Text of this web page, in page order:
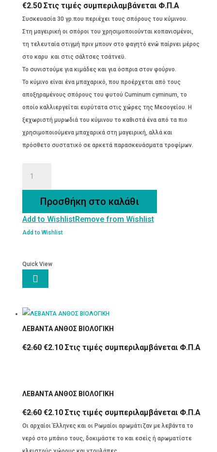
€2.50 Στις τιμές συμπεριλαμβάνεται Φ.Π.Α
Συσκευασία 30 γρ.που περιέχει τους σπόρους του κύμινου.
Στη μαγειρική οι σπόροι του χρησιμοποιούνται κοπανισμένοι,
τη τελευταία στιγμή πριν μπουν στο φαγητό ενώ παίρνει μέρος
στο καρυ και στις σάλτσες τσάτνεϋ.
Το συνιστούμε για κιμάδες και για όσπρια στον φούρνο.
Το κύμινο είναι ένα μπαχαρικό, που προέρχεται από τους
αποξηραμένους σπόρους του φυτού Cuminum cyminum, το
οποίο καλλιεργείται ευρύτατα στις χώρες της Μεσογείου. Η
ξεχωριστή μυρωδιά του κύμινου το καθιστά ένα από τα πιο
χρησιμοποιούμενα μπαχαρικά στη μαγειρική, αλλά και
πρόσθετο συστατικό σε αρκετά παρασκευάσματα τροφίμων.
Προσθήκη στο καλάθι
Add to WishlistRemove from Wishlist
Add to Wishlist
Quick View

ΛΕΒΑΝΤΑ ΑΝΘΟΣ ΒΙΟΛΟΓΙΚΗ
€2.60 Original
€2.10Η
€2.10.
Στις τιμές συμπεριλαμβάνεται Φ.Π.Α
ΛΕΒΑΝΤΑ ΑΝΘΟΣ ΒΙΟΛΟΓΙΚΗ
€2.60 Original
price
was:
€2.60.
€2.10Η
τρέχουσα
τιμή
είναι:
Στις τιμές συμπεριλαμβάνεται Φ.Π.Α
Οι αρχαίοι Έλληνες και οι Ρωμαίοι αρωμάτιζαν με λεβάντα το
νερό στο μπάνιο τους, δοκιμάστε το και εσείς ή αρωματίστε